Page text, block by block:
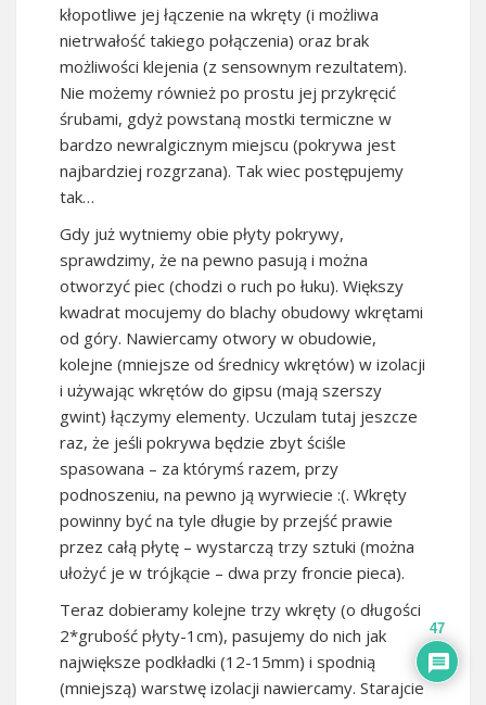
kłopotliwe jej łączenie na wkręty (i możliwa
nietrwałość takiego połączenia) oraz brak
możliwości klejenia (z sensownym rezultatem).
Nie możemy również po prostu jej przykręcić
śrubami, gdyż powstaną mostki termiczne w
bardzo newralgicznym miejscu (pokrywa jest
najbardziej rozgrzana). Tak wiec postępujemy
tak…
Gdy już wytniemy obie płyty pokrywy,
sprawdzimy, że na pewno pasują i można
otworzyć piec (chodzi o ruch po łuku). Większy
kwadrat mocujemy do blachy obudowy wkrętami
od góry. Nawiercamy otwory w obudowie,
kolejne (mniejsze od średnicy wkrętów) w izolacji
i używając wkrętów do gipsu (mają szerszy
gwint) łączymy elementy. Uczulam tutaj jeszcze
raz, że jeśli pokrywa będzie zbyt ściśle
spasowana – za którymś razem, przy
podnoszeniu, na pewno ją wyrwiecie :(. Wkręty
powinny być na tyle długie by przejść prawie
przez całą płytę – wystarczą trzy sztuki (można
ułożyć je w trójkącie – dwa przy froncie pieca).
Teraz dobieramy kolejne trzy wkręty (o długości
2*grubość płyty-1cm), pasujemy do nich jak
największe podkładki (12-15mm) i spodnią
(mniejszą) warstwę izolacji nawiercamy. Starajcie
47